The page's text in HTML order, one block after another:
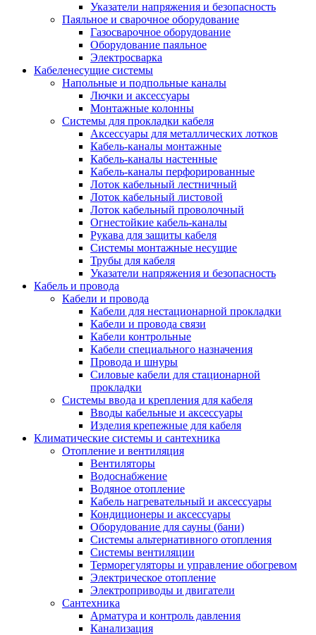
Указатели напряжения и безопасность
Паяльное и сварочное оборудование
Газосварочное оборудование
Оборудование паяльное
Электросварка
Кабеленесущие системы
Напольные и подпольные каналы
Лючки и аксессуары
Монтажные колонны
Системы для прокладки кабеля
Аксессуары для металлических лотков
Кабель-каналы монтажные
Кабель-каналы настенные
Кабель-каналы перфорированные
Лоток кабельный лестничный
Лоток кабельный листовой
Лоток кабельный проволочный
Огнестойкие кабель-каналы
Рукава для защиты кабеля
Системы монтажные несущие
Трубы для кабеля
Указатели напряжения и безопасность
Кабель и провода
Кабели и провода
Кабели для нестационарной прокладки
Кабели и провода связи
Кабели контрольные
Кабели специального назначения
Провода и шнуры
Силовые кабели для стационарной
прокладки
Системы ввода и крепления для кабеля
Вводы кабельные и аксессуары
Изделия крепежные для кабеля
Климатические системы и сантехника
Отопление и вентиляция
Вентиляторы
Водоснабжение
Водяное отопление
Кабель нагревательный и аксессуары
Кондиционеры и аксессуары
Оборудование для сауны (бани)
Системы альтернативного отопления
Системы вентиляции
Терморегуляторы и управление обогревом
Электрическое отопление
Электроприводы и двигатели
Сантехника
Арматура и контроль давления
Канализация